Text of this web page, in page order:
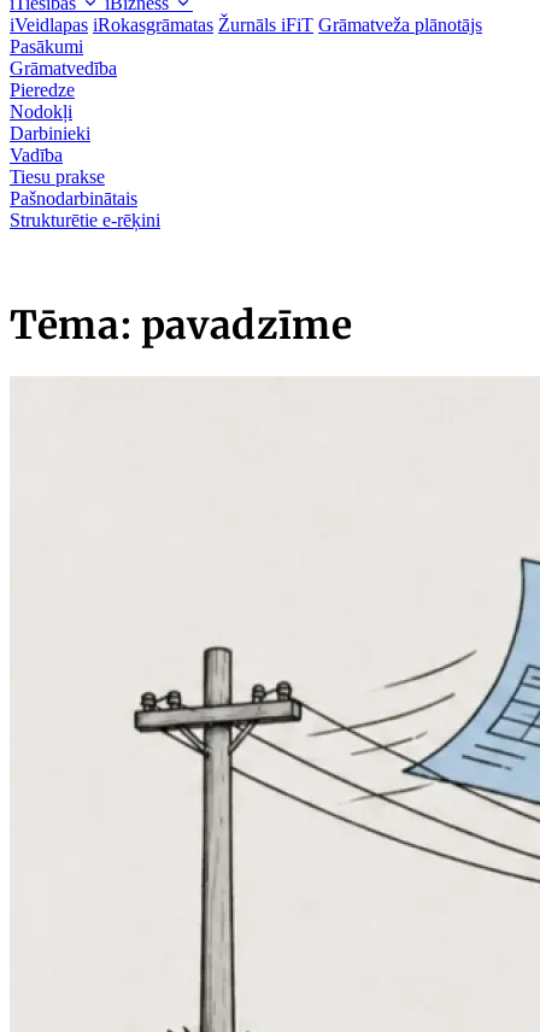
iVeidlapas iRokasgrāmatas Žurnāls iFiT Grāmatveža plānotājs
Pasākumi
Grāmatvedība
Pieredze
Nodokļi
Darbinieki
Vadība
Tiesu prakse
Pašnodarbinātais
Strukturētie e-rēķini
Tēma: pavadzīme